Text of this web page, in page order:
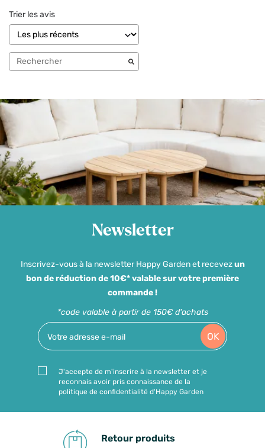
Trier les avis
Newsletter
Inscrivez-vous à la newsletter Happy Garden et recevezun
bon de réduction de 10€* valable sur votre première
commande !
*code valable à partir de 150€ d'achats
OK
J'accepte de m'inscrire à la newsletter et je
reconnais avoir pris connaissance de la
politique de confidentialité d'Happy Garden
Retour produits